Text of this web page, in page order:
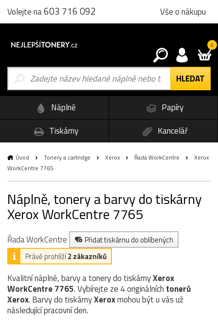
Volejte na603 716 092 Vše o nákupu
0
Náplně
Papíry
Tiskárny
Kancelář
Úvod Tonery a cartridge Xerox Řada WorkCentre
Xerox
WorkCentre 7765
Náplně, tonery a barvy do tiskárny
Xerox WorkCentre 7765
Řada WorkCentre
Přidat tiskárnu do oblíbených
Právě prohlíží2 zákazníků
Kvalitní náplně, barvy a tonery do tiskárnyXerox
WorkCentre 7765. Vybírejte ze 4 originálních tonerů
Xerox. Barvy do tiskárnyXeroxmohou být u vás už
následující pracovní den.